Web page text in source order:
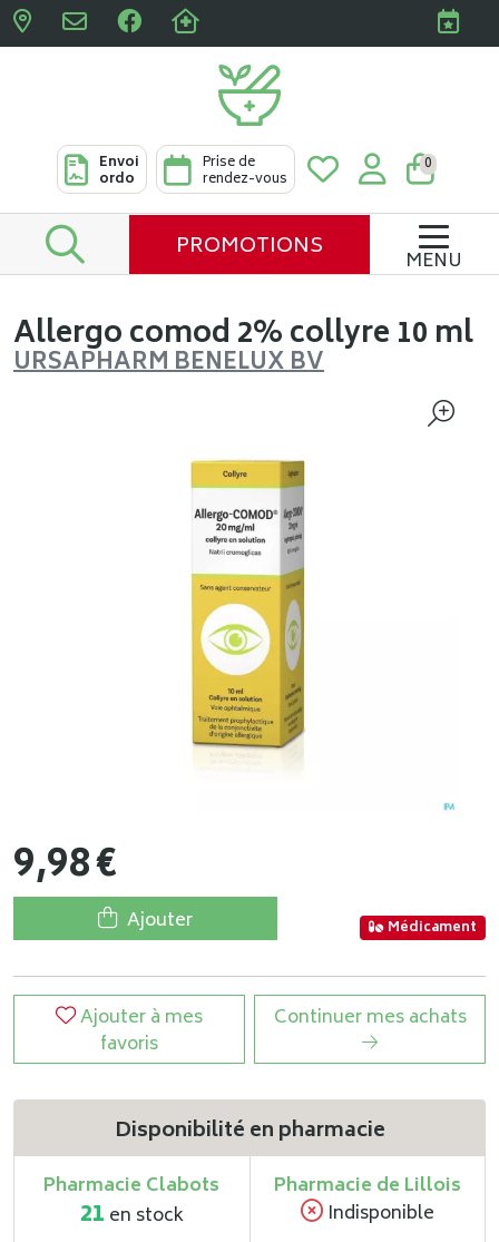
Pharmacies Clabots &
Envoi
ordo
Prise de
rendez-vous
0
PROMOTIONS MENU
Allergo comod 2% collyre 10 ml
URSAPHARM BENELUX BV
9,98€
Ajouter Médicament
Ajouter à mes
favoris
Continuer mes achats
Disponibilité en pharmacie
Pharmacie Clabots
21 en stock
Pharmacie de Lillois
Indisponible